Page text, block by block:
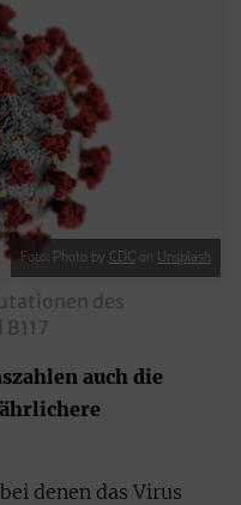
Foto: Photo by CDC on Unsplash
des
auch die
denen das Virus